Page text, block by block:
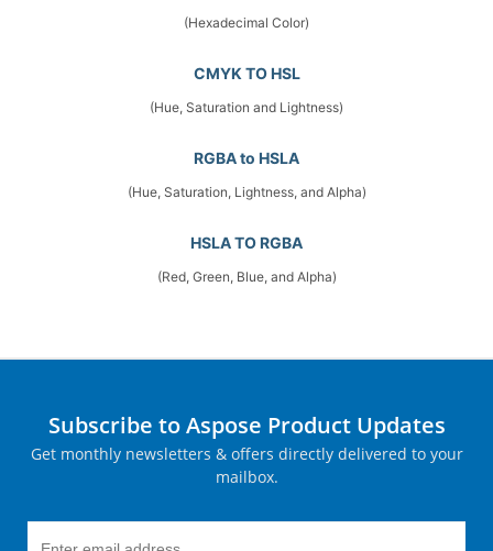
(Hexadecimal Color)
CMYK TO HSL
(Hue, Saturation and Lightness)
RGBA to HSLA
(Hue, Saturation, Lightness, and Alpha)
HSLA TO RGBA
(Red, Green, Blue, and Alpha)
Subscribe to Aspose Product Updates
Get monthly newsletters & offers directly delivered to your
mailbox.